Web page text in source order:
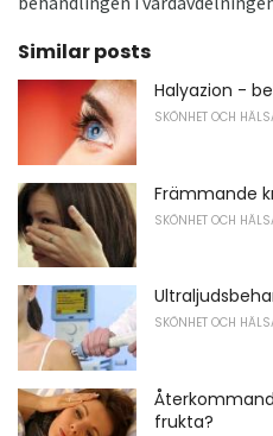
Similar posts
Halyazion -
SKÖNHET OCH
Främmande
SKÖNHET OCH
SKÖNHET OCH
frukta?